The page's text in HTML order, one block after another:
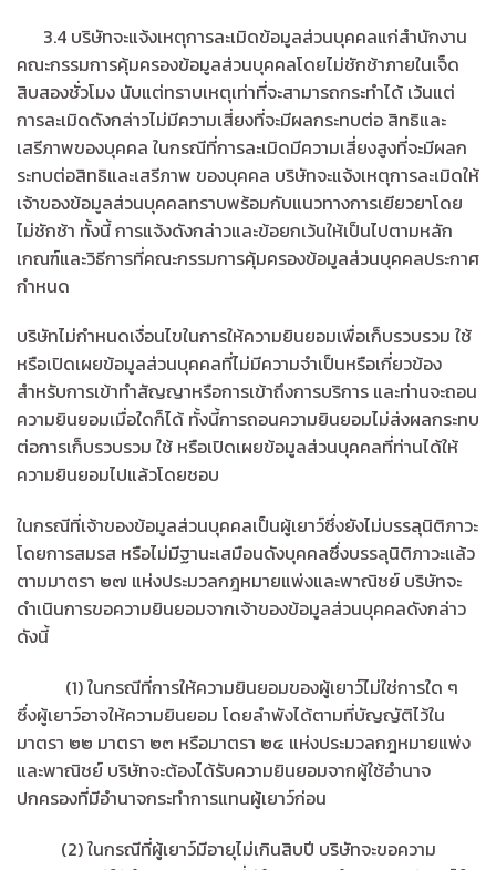
3.4 บริษัทจะแจ้งเหตุการละเมิดข้อมูลส่วนบุคคลแก่สำนักงาน
คณะกรรมการคุ้มครองข้อมูลส่วนบุคคลโดยไม่ชักช้าภายในเจ็ด
สิบสองชั่วโมง นับแต่ทราบเหตุเท่าที่จะสามารถกระทำได้ เว้นแต่
การละเมิดดังกล่าวไม่มีความเสี่ยงที่จะมีผลกระทบต่อ สิทธิและ
เสรีภาพของบุคคล ในกรณีที่การละเมิดมีความเสี่ยงสูงที่จะมีผลก
ระทบต่อสิทธิและเสรีภาพ ของบุคคล บริษัทจะแจ้งเหตุการละเมิดให้
เจ้าของข้อมูลส่วนบุคคลทราบพร้อมกับแนวทางการเยียวยาโดย
ไม่ชักช้า ทั้งนี้ การแจ้งดังกล่าวและข้อยกเว้นให้เป็นไปตามหลัก
เกณฑ์และวิธีการที่คณะกรรมการคุ้มครองข้อมูลส่วนบุคคลประกาศ
กำหนด
บริษัทไม่กำหนดเงื่อนไขในการให้ความยินยอมเพื่อเก็บรวบรวม ใช้
หรือเปิดเผยข้อมูลส่วนบุคคลที่ไม่มีความจำเป็นหรือเกี่ยวข้อง
สำหรับการเข้าทำสัญญาหรือการเข้าถึงการบริการ และท่านจะถอน
ความยินยอมเมื่อใดก็ได้ ทั้งนี้การถอนความยินยอมไม่ส่งผลกระทบ
ต่อการเก็บรวบรวม ใช้ หรือเปิดเผยข้อมูลส่วนบุคคลที่ท่านได้ให้
ความยินยอมไปแล้วโดยชอบ
ในกรณีที่เจ้าของข้อมูลส่วนบุคคลเป็นผู้เยาว์ซึ่งยังไม่บรรลุนิติภาวะ
โดยการสมรส หรือไม่มีฐานะเสมือนดังบุคคลซึ่งบรรลุนิติภาวะแล้ว
ตามมาตรา ๒๗ แห่งประมวลกฎหมายแพ่งและพาณิชย์ บริษัทจะ
ดำเนินการขอความยินยอมจากเจ้าของข้อมูลส่วนบุคคลดังกล่าว
ดังนี้
(1) ในกรณีที่การให้ความยินยอมของผู้เยาว์ไม่ใช่การใด ๆ
ซึ่งผู้เยาว์อาจให้ความยินยอม โดยลำพังได้ตามที่บัญญัติไว้ใน
มาตรา ๒๒ มาตรา ๒๓ หรือมาตรา ๒๔ แห่งประมวลกฎหมายแพ่ง
และพาณิชย์ บริษัทจะต้องได้รับความยินยอมจากผู้ใช้อำนาจ
ปกครองที่มีอำนาจกระทำการแทนผู้เยาว์ก่อน
(2) ในกรณีที่ผู้เยาว์มีอายุไม่เกินสิบปี บริษัทจะขอความ